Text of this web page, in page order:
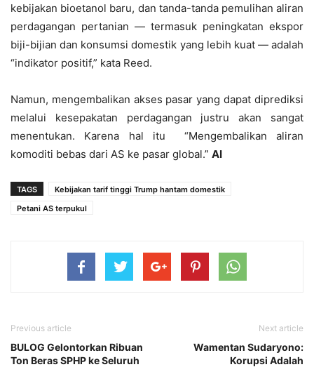
kebijakan bioetanol baru, dan tanda-tanda pemulihan aliran
perdagangan pertanian — termasuk peningkatan ekspor
biji-bijian dan konsumsi domestik yang lebih kuat — adalah
“indikator positif,” kata Reed.
Namun, mengembalikan akses pasar yang dapat diprediksi
melalui kesepakatan perdagangan justru akan sangat
menentukan. Karena hal itu “Mengembalikan aliran
komoditi bebas dari AS ke pasar global.” AI
TAGS
Kebijakan tarif tinggi Trump hantam domestik
Petani AS terpukul
Previous article
BULOG Gelontorkan Ribuan
Ton Beras SPHP ke Seluruh
Next article
Wamentan Sudaryono:
Korupsi Adalah